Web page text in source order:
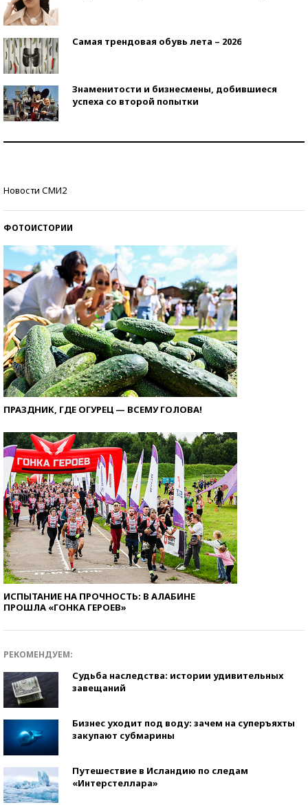
Самая трендовая обувь лета – 2026
Знаменитости и бизнесмены, добившиеся
успеха со второй попытки
Новости СМИ2
ФОТОИСТОРИИ
ПРАЗДНИК, ГДЕ ОГУРЕЦ — ВСЕМУ ГОЛОВА!
ИСПЫТАНИЕ НА ПРОЧНОСТЬ: В АЛАБИНЕ
ПРОШЛА «ГОНКА ГЕРОЕВ»
РЕКОМЕНДУЕМ:
Судьба наследства: истории удивительных
завещаний
Бизнес уходит под воду: зачем на суперъяхты
закупают субмарины
Путешествие в Исландию по следам
«Интерстеллара»